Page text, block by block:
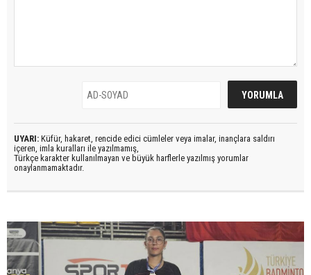
UYARI: Küfür, hakaret, rencide edici cümleler veya imalar, inançlara saldırı
içeren, imla kuralları ile yazılmamış,
Türkçe karakter kullanılmayan ve büyük harflerle yazılmış yorumlar
onaylanmamaktadır.